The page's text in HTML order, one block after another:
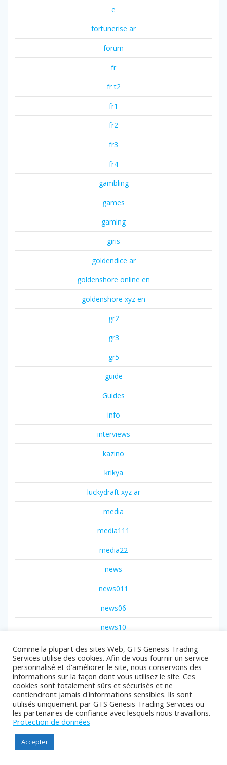
e
fortunerise ar
forum
fr
fr t2
fr1
fr2
fr3
fr4
gambling
games
gaming
giris
goldendice ar
goldenshore online en
goldenshore xyz en
gr2
gr3
gr5
guide
Guides
info
interviews
kazino
krikya
luckydraft xyz ar
media
media111
media22
news
news011
news06
news10
news12
news14
news15
news18
Comme la plupart des sites Web, GTS Genesis Trading
Services utilise des cookies. Afin de vous fournir un service
personnalisé et d'améliorer le site, nous conservons des
informations sur la façon dont vous utilisez le site. Ces
cookies sont totalement sûrs et sécurisés et ne
contiendront jamais d'informations sensibles. Ils sont
utilisés uniquement par GTS Genesis Trading Services ou
les partenaires de confiance avec lesquels nous travaillons.
Protection de données
Accepter